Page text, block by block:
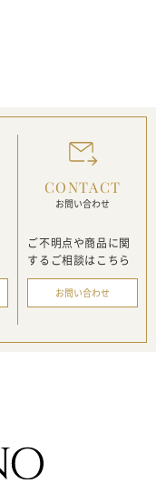
CONTACT
お問い合わせ
ご不明点や商品に関
する ご相談はこちら
お問い合わせ